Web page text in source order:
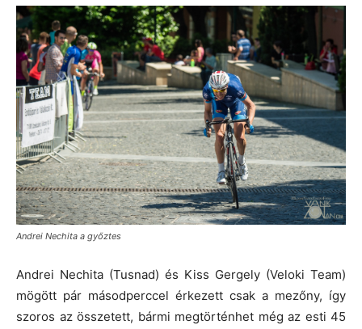
Andrei Nechita a győztes
Andrei Nechita (Tusnad) és Kiss Gergely (Veloki Team)
mögött pár másodperccel érkezett csak a mezőny, így
szoros az összetett, bármi megtörténhet még az esti 45